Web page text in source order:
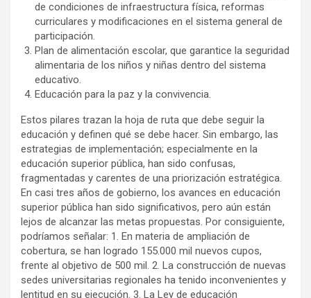
de condiciones de infraestructura física, reformas
curriculares y modificaciones en el sistema general de
participación.
Plan de alimentación escolar, que garantice la seguridad
alimentaria de los niños y niñas dentro del sistema
educativo.
Educación para la paz y la convivencia.
Estos pilares trazan la hoja de ruta que debe seguir la
educación y definen qué se debe hacer. Sin embargo, las
estrategias de implementación; especialmente en la
educación superior pública, han sido confusas,
fragmentadas y carentes de una priorización estratégica.
En casi tres años de gobierno, los avances en educación
superior pública han sido significativos, pero aún están
lejos de alcanzar las metas propuestas. Por consiguiente,
podríamos señalar: 1. En materia de ampliación de
cobertura, se han logrado 155.000 mil nuevos cupos,
frente al objetivo de 500 mil. 2. La construcción de nuevas
sedes universitarias regionales ha tenido inconvenientes y
lentitud en su ejecución. 3. La Ley de educación